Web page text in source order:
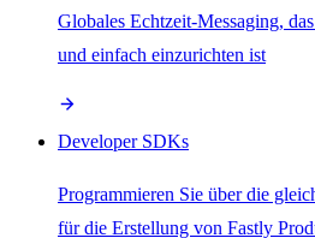
Globales Echtzeit-Messaging,
und einfach einzurichten ist
Developer SDKs
Programmieren Sie über die
für die Erstellung von Fastly